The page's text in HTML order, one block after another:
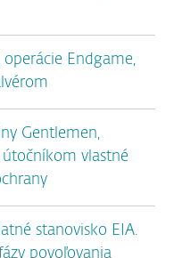
operácie Endgame,
Gentlemen,
vlastné
stanovisko EIA.
povoľovania